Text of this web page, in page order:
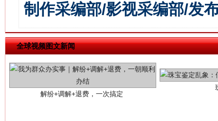
制作采编部/影视采编部/发
全球视频图文新闻
解纷+调解+退费，一次搞定